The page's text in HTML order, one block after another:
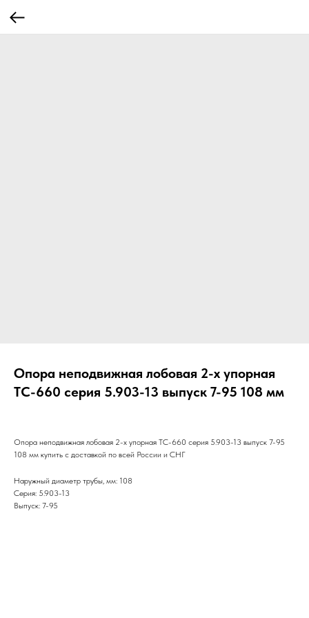
Опора неподвижная лобовая 2-х упорная
ТС-660 серия 5.903-13 выпуск 7-95 108 мм
Опора неподвижная лобовая 2-х упорная ТС-660 серия 5.903-13 выпуск 7-95
108 мм купить с доставкой по всей России и СНГ
Наружный диаметр трубы, мм: 108
Серия: 5.903-13
Выпуск: 7-95